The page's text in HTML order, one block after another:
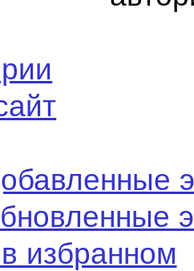
избранном